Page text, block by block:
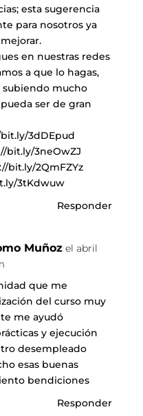
esta sugerencia
para nosotros ya
en nuestras redes
a que lo hagas,
subiendo mucho
ser de gran
3dDEpud
bit.ly/3neOwZJ
bit.ly/2QmFZYz
3tKdwuw
Responder
Muñoz el abril
que me
del curso muy
me ayudó
y ejecución
desempleado
esas buenas
bendiciones
Responder